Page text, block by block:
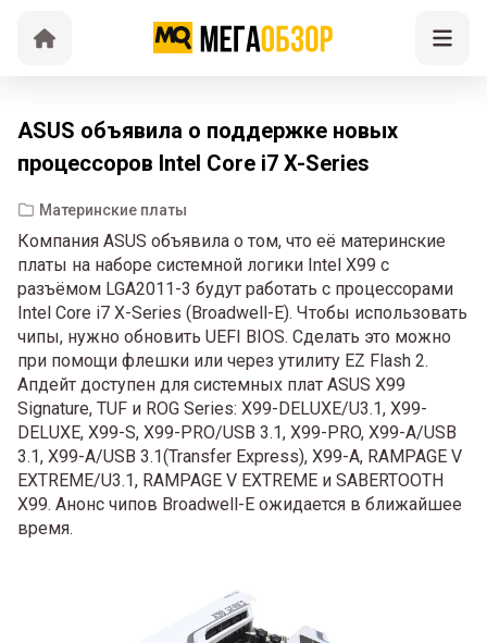
ASUS объявила о поддержке новых
процессоров Intel Core i7 X-Series
Материнские платы
Компания ASUS объявила о том, что её материнские
платы на наборе системной логики Intel X99 с
разъёмом LGA2011-3 будут работать с процессорами
Intel Core i7 X-Series (Broadwell-E). Чтобы использовать
чипы, нужно обновить UEFI BIOS. Сделать это можно
при помощи флешки или через утилиту EZ Flash 2.
Апдейт доступен для системных плат ASUS X99
Signature, TUF и ROG Series: X99-DELUXE/U3.1, X99-
DELUXE, X99-S, X99-PRO/USB 3.1, X99-PRO, X99-A/USB
3.1, X99-A/USB 3.1(Transfer Express), X99-A, RAMPAGE V
EXTREME/U3.1, RAMPAGE V EXTREME и SABERTOOTH
X99. Анонс чипов Broadwell-E ожидается в ближайшее
время.